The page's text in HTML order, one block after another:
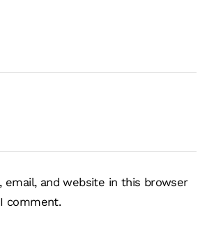
email, and website in this browser
comment.